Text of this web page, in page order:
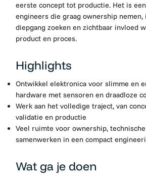
eerste concept tot productie. Het is
engineers die graag ownership nemen,
diepgang zoeken en zichtbaar invloed
product en proces.
Highlights
Ontwikkel elektronica voor slimme en
hardware met sensoren en draadloze
Werk aan het volledige traject, van
validatie en productie
Veel ruimte voor ownership,
samenwerken in een compact
Wat ga je doen